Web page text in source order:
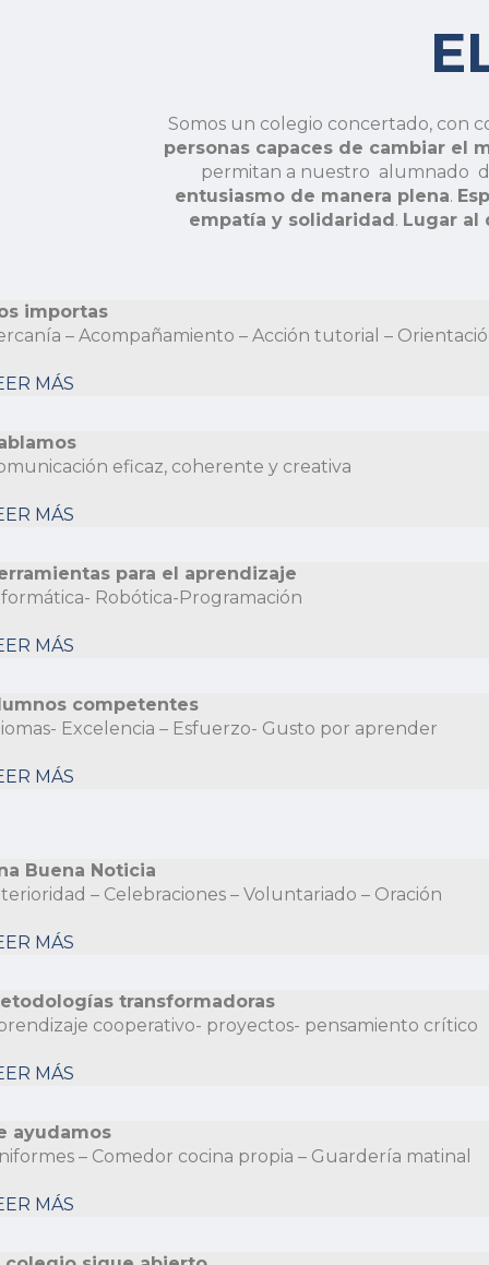
Somos un colegio concertado, con
personas capaces de cambiar el
permitan a nuestro alumnado
entusiasmo de manera plena.
empatía y solidaridad. Lugar al
importas
– Acompañamiento – Acción tutorial –
MÁS
eficaz, coherente y creativa
MÁS
para el aprendizaje
Robótica-Programación
MÁS
competentes
Excelencia – Esfuerzo- Gusto por aprender
MÁS
Buena Noticia
– Celebraciones – Voluntariado – Oración
MÁS
transformadoras
cooperativo- proyectos- pensamiento crítico
MÁS
ayudamos
– Comedor cocina propia – Guardería matinal
MÁS